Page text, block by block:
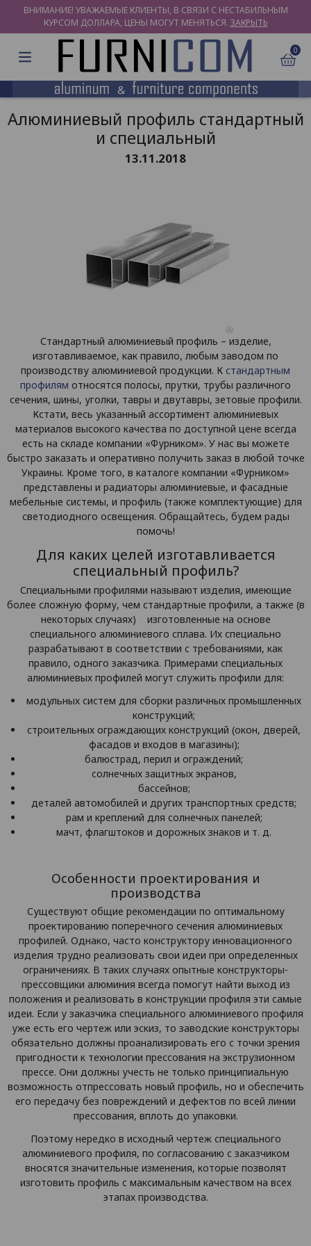
ВНИМАНИЕ! УВАЖАЕМЫЕ КЛИЕНТЫ, В СВЯЗИ С НЕСТАБИЛЬНЫМ
КУРСОМ ДОЛЛАРА, ЦЕНЫ МОГУТ МЕНЯТЬСЯ. ЗАКРЫТЬ
0
Алюминиевый профиль стандартный
и специальный
13.11.2018
Стандартный алюминиевый профиль – изделие,
изготавливаемое, как правило, любым заводом по
производству алюминиевой продукции. К стандартным
профилям относятся полосы, прутки, трубы различного
сечения, шины, уголки, тавры и двутавры, зетовые профили.
Кстати, весь указанный ассортимент алюминиевых
материалов высокого качества по доступной цене всегда
есть на складе компании «Фурником». У нас вы можете
быстро заказать и оперативно получить заказ в любой точке
Украины. Кроме того, в каталоге компании «Фурником»
представлены и радиаторы алюминиевые, и фасадные
мебельные системы, и профиль (также комплектующие) для
светодиодного освещения. Обращайтесь, будем рады
помочь!
Для каких целей изготавливается
специальный профиль?
Специальными профилями называют изделия, имеющие
более сложную форму, чем стандартные профили, а также (в
некоторых случаях) изготовленные на основе
специального алюминиевого сплава. Их специально
разрабатывают в соответствии с требованиями, как
правило, одного заказчика. Примерами специальных
алюминиевых профилей могут служить профили для:
модульных систем для сборки различных промышленных
конструкций;
строительных ограждающих конструкций (окон, дверей,
фасадов и входов в магазины);
балюстрад, перил и ограждений;
солнечных защитных экранов,
бассейнов;
деталей автомобилей и других транспортных средств;
рам и креплений для солнечных панелей;
мачт, флагштоков и дорожных знаков и т. д.
Особенности проектирования и
производства
Существуют общие рекомендации по оптимальному
проектированию поперечного сечения алюминиевых
профилей. Однако, часто конструктору инновационного
изделия трудно реализовать свои идеи при определенных
ограничениях. В таких случаях опытные конструкторы-
прессовщики алюминия всегда помогут найти выход из
положения и реализовать в конструкции профиля эти самые
идеи. Если у заказчика специального алюминиевого профиля
уже есть его чертеж или эскиз, то заводские конструкторы
обязательно должны проанализировать его с точки зрения
пригодности к технологии прессования на экструзионном
прессе. Они должны учесть не только принципиальную
возможность отпрессовать новый профиль, но и обеспечить
его передачу без повреждений и дефектов по всей линии
прессования, вплоть до упаковки.
Поэтому нередко в исходный чертеж специального
алюминиевого профиля, по согласованию с заказчиком
вносятся значительные изменения, которые позволят
изготовить профиль с максимальным качеством на всех
этапах производства.